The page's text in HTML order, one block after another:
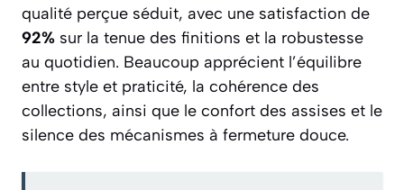
qualité perçue séduit, avec une satisfaction de
92% sur la tenue des finitions et la robustesse
au quotidien. Beaucoup apprécient l’équilibre
entre style et praticité, la cohérence des
collections, ainsi que le confort des assises et le
silence des mécanismes à fermeture douce.